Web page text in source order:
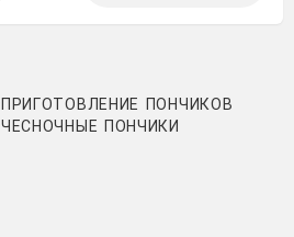
ПРИГОТОВЛЕНИЕ ПОНЧИКОВ
ЧЕСНОЧНЫЕ ПОНЧИКИ